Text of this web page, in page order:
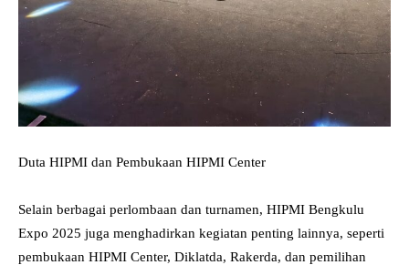
Duta HIPMI dan Pembukaan HIPMI Center
Selain berbagai perlombaan dan turnamen, HIPMI Bengkulu
Expo 2025 juga menghadirkan kegiatan penting lainnya, seperti
pembukaan HIPMI Center, Diklatda, Rakerda, dan pemilihan